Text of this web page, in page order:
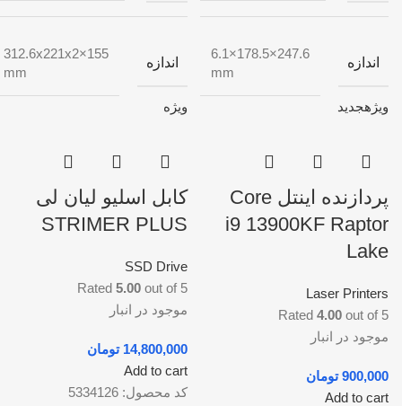
اندازه
247.6×178.5×6.1
mm
اندازه
155×312.6x221x2
mm
ویژهجدید
پردازنده اینتل Core
i9 13900KF Raptor
Lake
Laser Printers
Rated 4.00 out of 5
موجود در انبار
تومان
Add to cart
ویژه
کابل اسلیو لیان لی
STRIMER PLUS
SSD Drive
Rated 5.00 out of 5
موجود در انبار
تومان
Add to cart
کد محصول: 5334126